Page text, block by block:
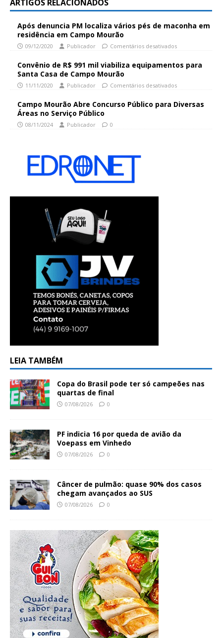
ARTIGOS RELACIONADOS
Após denuncia PM localiza vários pés de maconha em
residência em Campo Mourão
09/12/2020 Publicador Comentários desativados
Convênio de R$ 991 mil viabiliza equipamentos para
Santa Casa de Campo Mourão
11/11/2020 Publicador Comentários desativados
Campo Mourão Abre Concurso Público para Diversas
Áreas no Serviço Público
08/11/2024 Publicador 0
LEIA TAMBÉM
Copa do Brasil pode ter só campeões nas
quartas de final
07/08/2026 0
PF indicia 16 por queda de avião da
Voepass em Vinhedo
07/08/2026 0
Câncer de pulmão: quase 90% dos casos
chegam avançados ao SUS
07/08/2026 0